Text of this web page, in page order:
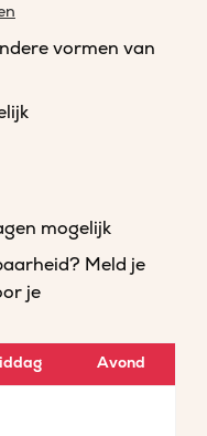
vormen van
mogelijk
Meld je
je
Avond